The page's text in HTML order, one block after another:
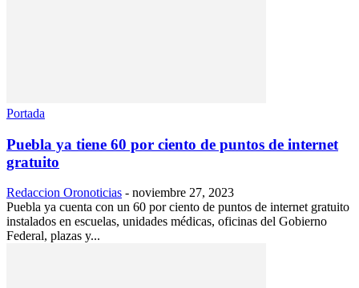
Portada
Puebla ya tiene 60 por ciento de puntos de internet
gratuito
Redaccion Oronoticias - noviembre 27, 2023
Puebla ya cuenta con un 60 por ciento de puntos de internet gratuito
instalados en escuelas, unidades médicas, oficinas del Gobierno
Federal, plazas y...